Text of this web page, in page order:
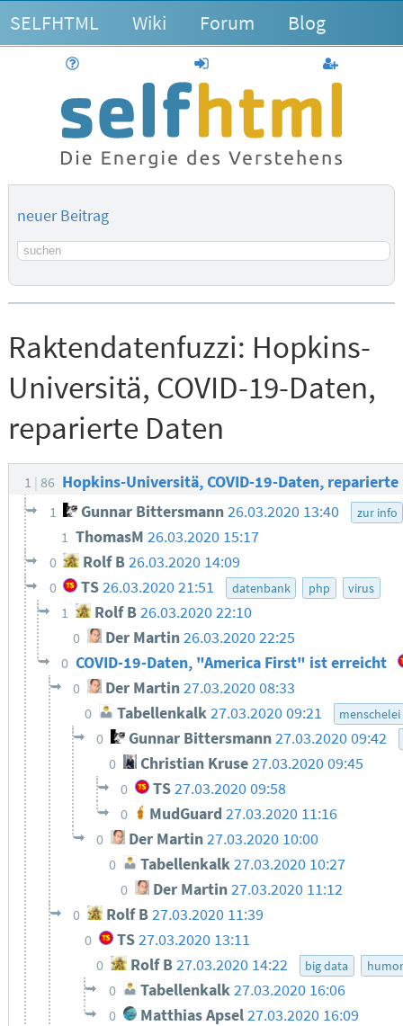
SELFHTML Wiki Forum Blog
anmelden
neuer Beitrag
Suchbegriff
Raktendatenfuzzi: Hopkins-
Universitä, COVID-19-Daten,
reparierte Daten
1 86 Hopkins-Universitä, COVID-19-Daten,
1 Gunnar Bittersmann26.03.2020 13:40 zur info
1 ThomasM 26.03.2020 15:17
0 Rolf B26.03.2020 14:09
0 TS26.03.2020 21:51 datenbank php virus
1 Rolf B26.03.2020 22:10
0 Der Martin26.03.2020 22:25
0 COVID-19-Daten, "America First" ist erreicht
0 Der Martin27.03.2020 08:33
0 Tabellenkalk27.03.2020 09:21 menschelei
0 Gunnar Bittersmann27.03.2020 09:42
0 Christian Kruse27.03.2020 09:45
0 TS 27.03.2020 09:58
0 MudGuard 27.03.2020 11:16
0 Der Martin27.03.2020 10:00
0 Tabellenkalk27.03.2020 10:27
0 Der Martin 27.03.2020 11:12
0 Rolf B 27.03.2020 11:39
0 TS27.03.2020 13:11
0 Rolf B27.03.2020 14:22 big data humor
0 Tabellenkalk27.03.2020 16:06
0 Matthias Apsel27.03.2020 16:09